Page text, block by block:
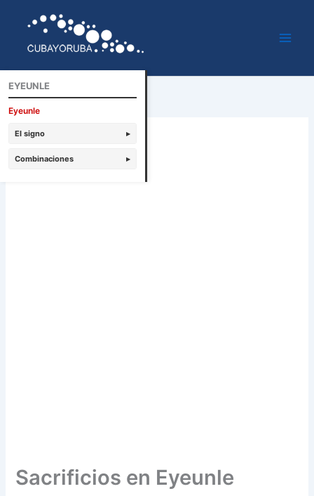
contenido
Sacrificios en Eyeunle
EYEUNLE
Eyeunle
El signo ▸
Combinaciones ▸